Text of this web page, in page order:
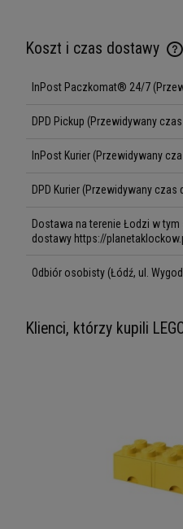
Koszt i czas dostawy
InPost Paczkomat® 24/7
DPD Pickup (Przewidywany
InPost Kurier (Przewidywany
DPD Kurier (Przewidywany czas
Dostawa na terenie Łodzi w tym
dostawy https://
Odbiór osobisty (Łódź, ul.
Klienci, którzy kupili